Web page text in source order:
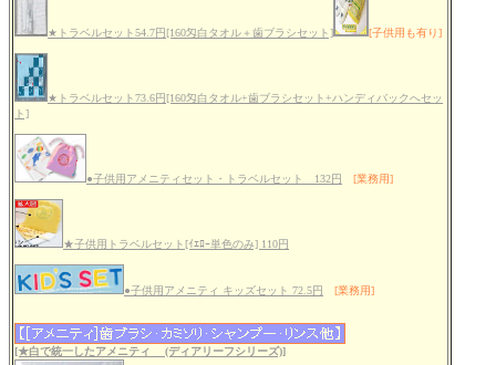
★トラベルセット54.7円[160匁白タオル＋歯ブラシセット] [子供用も有り]
★トラベルセット73.6円[160匁白タオル+歯ブラシセット+ハンディバックへセッ
ト]
●子供用アメニティセット・トラベルセット 132円 [業務用]
★子供用トラベルセット[ｲｴﾛｰ単色のみ] 110円
●子供用アメニティ キッズセット 72.5円 [業務用]
[★白で統一したアメニティ (ディアリーフシリーズ)]